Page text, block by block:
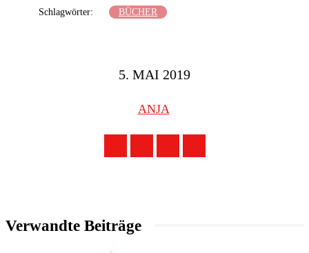
Schlagwörter: BÜCHER
5. MAI 2019
ANJA
Verwandte Beiträge